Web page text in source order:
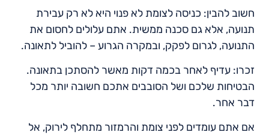
חשוב להבין: כניסה לצומת לא פנוי היא לא רק עבירת
תנועה, אלא גם סכנה ממשית. אתם עלולים לחסום את
התנועה, לגרום לפקק, ובמקרה הגרוע – להוביל לתאונה.
זכרו: עדיף לאחר בכמה דקות מאשר להסתכן בתאונה.
הבטיחות שלכם ושל הסובבים אתכם חשובה יותר מכל
דבר אחר.
אם אתם עומדים לפני צומת והרמזור מתחלף לירוק, אל